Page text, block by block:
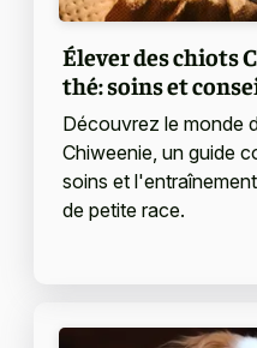
Élever des chiots
thé: soins et
Découvrez le monde
Chiweenie, un guide
soins et
de petite race.